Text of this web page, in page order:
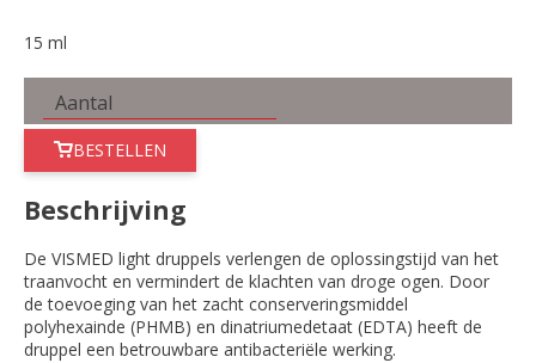
15 ml
BESTELLEN
Beschrijving
De VISMED light druppels verlengen de oplossingstijd van het
traanvocht en vermindert de klachten van droge ogen. Door
de toevoeging van het zacht conserveringsmiddel
polyhexainde (PHMB) en dinatriumedetaat (EDTA) heeft de
druppel een betrouwbare antibacteriële werking.